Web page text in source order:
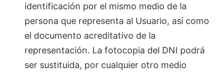
identificación por el mismo medio de la
persona que representa al Usuario, así como
el documento acreditativo de la
representación. La fotocopia del DNI podrá
ser sustituida, por cualquier otro medio